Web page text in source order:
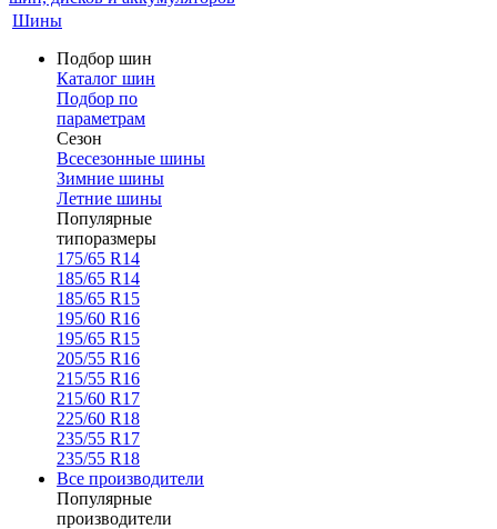
Шины
Подбор шин
Каталог шин
Подбор по
параметрам
Сезон
Всесезонные шины
Зимние шины
Летние шины
Популярные
типоразмеры
175/65 R14
185/65 R14
185/65 R15
195/60 R16
195/65 R15
205/55 R16
215/55 R16
215/60 R17
225/60 R18
235/55 R17
235/55 R18
Все производители
Популярные
производители